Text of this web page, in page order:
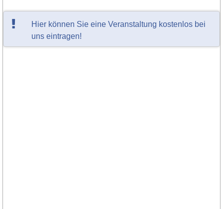
Hier können Sie eine Veranstaltung kostenlos bei
uns eintragen!